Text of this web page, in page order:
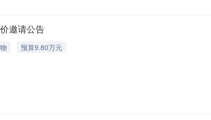
邀请公告
预算9.80万元